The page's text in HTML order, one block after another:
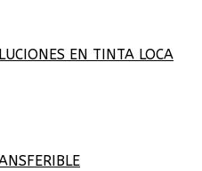
EN TINTA LOCA